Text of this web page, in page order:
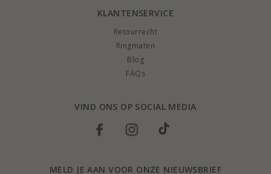
KLANTENSERVICE
Retourrecht
Ringmaten
Blog
FAQs
VIND ONS OP SOCIAL MEDIA
MELD JE AAN VOOR ONZE NIEUWSBRIEF